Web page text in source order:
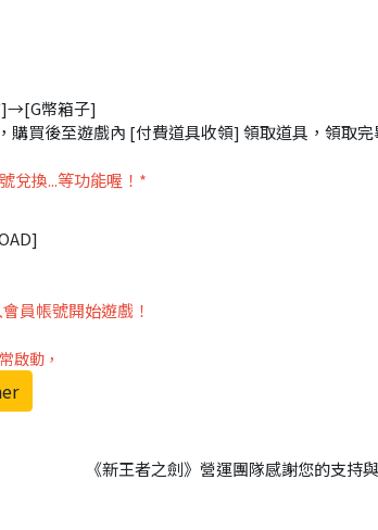
]→[G幣箱子]
購買後至遊戲內 [付費道具收領] 領取道具，領取
兌換...等功能喔！*
員帳號開始遊戲！
啟動，
《新王者之劍》營運團隊感謝您的支持